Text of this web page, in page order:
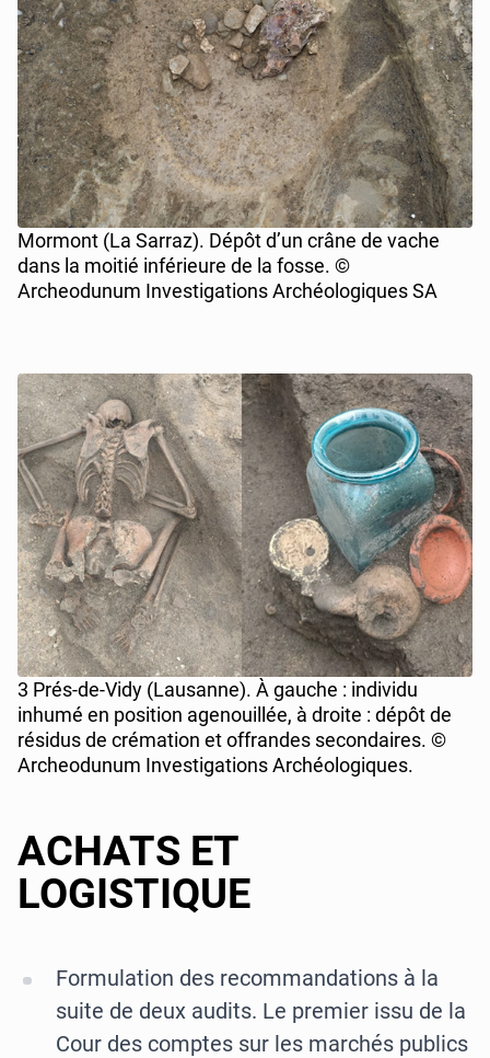
Mormont (La Sarraz). Dépôt d’un crâne de vache
dans la moitié inférieure de la fosse. ©
Archeodunum Investigations Archéologiques SA
3 Prés-de-Vidy (Lausanne). À gauche : individu
inhumé en position agenouillée, à droite : dépôt de
résidus de crémation et offrandes secondaires. ©
Archeodunum Investigations Archéologiques.
ACHATS ET
LOGISTIQUE
Formulation des recommandations à la
suite de deux audits. Le premier issu de la
Cour des comptes sur les marchés publics